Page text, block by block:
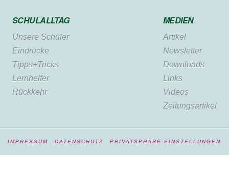
SCHULALLTAG
Unsere Schüler
Eindrücke
Tipps+Tricks
Lernhelfer
Rückkehr
MEDIEN
Artikel
Newsletter
Downloads
Links
Videos
Zeitungsartikel
IMPRESSUM DATENSCHUTZ PRIVATSPHÄRE-EINSTELLUNGEN